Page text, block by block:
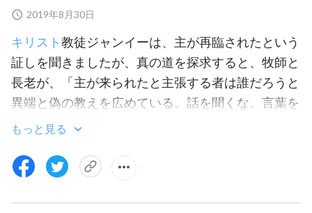
2019年8月30日
キリスト教徒ジャンイーは、主が再臨されたという
証しを聞きましたが、真の道を探求すると、牧師と
長老が、「主が来られたと主張する者は誰だろうと
異端と偽の教えを広めている。話を聞くな。言葉を
読むな。接触するな」と言って、何度も彼を止めて
惑いました。なぜなら主イエスが「夜中に、『さ
あ、花婿だ、迎えに出なさい』と呼ぶ声がした。」
（マタイによる福音書25:6）「わたしの羊はわたしの
もっと見る